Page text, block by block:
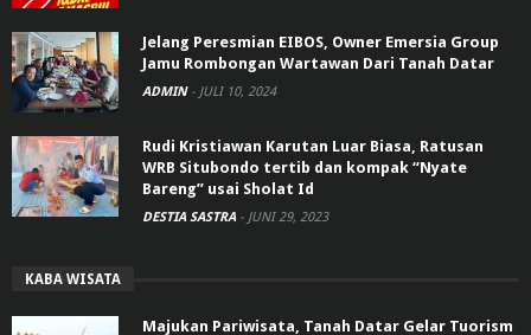
Jelang Peresmian EIBOS, Owner Emersia Group
Jamu Rombongan Wartawan Dari Tanah Datar
ADMIN - JULI 10, 2024
Rudi Kristiawan Karutan Luar Biasa, Ratusan
WRB Situbondo tertib dan kompak “Nyate
Bareng” usai Sholat Id
DESTIA SASTRA - JUNI 29, 2023
KABA WISATA
Majukan Pariwisata, Tanah Datar Gelar Tuorism